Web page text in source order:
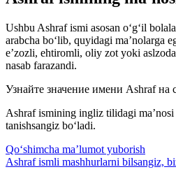
Ushbu Ashraf ismi asosan o‘g‘il
arabcha bo‘lib, quyidagi ma’nolarga
e’zozli, ehtiromli, oliy zot yoki
nasab farazandi.
Узнайте значение имени Ashrafна
Ashrafismining ingliz tilidagi ma’nosi
tanishsangiz bo‘ladi.
Qo‘shimcha ma’lumot yuborish
Ashraf ismli mashhurlarni bilsangiz,